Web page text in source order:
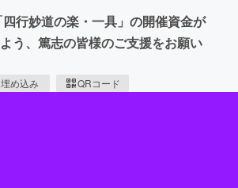
行妙道の楽・一具」の開催資金が
う、篤志の皆様のご支援をお願い
埋め込み QRコード